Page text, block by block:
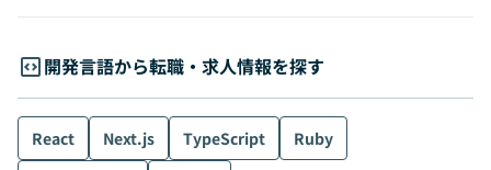
開発言語から転職・求人情報を探す
React Next.js TypeScript
Ruby